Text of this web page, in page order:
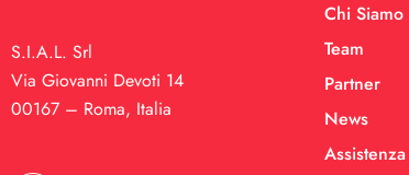
S.I.A.L. Srl
Via Giovanni Devoti 14
00167 – Roma, Italia
Chi Siamo
Team
Partner
News